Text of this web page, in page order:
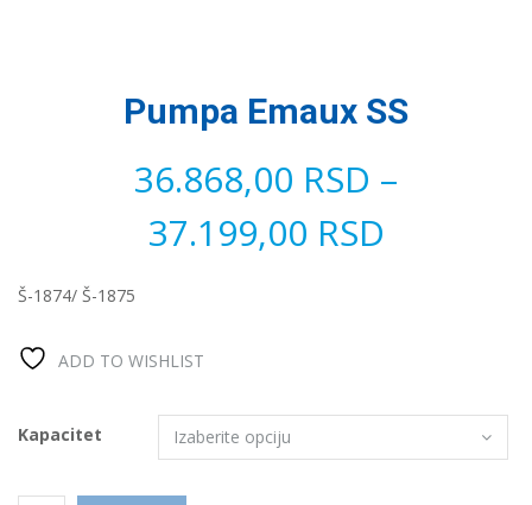
Pumpa Emaux SS
36.868,00 RSD –
37.199,00 RSD
Š-1874/ Š-1875
ADD TO WISHLIST
Kapacitet